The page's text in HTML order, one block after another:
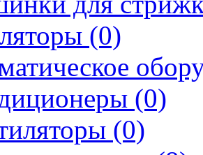
(0)
(0)
(0)